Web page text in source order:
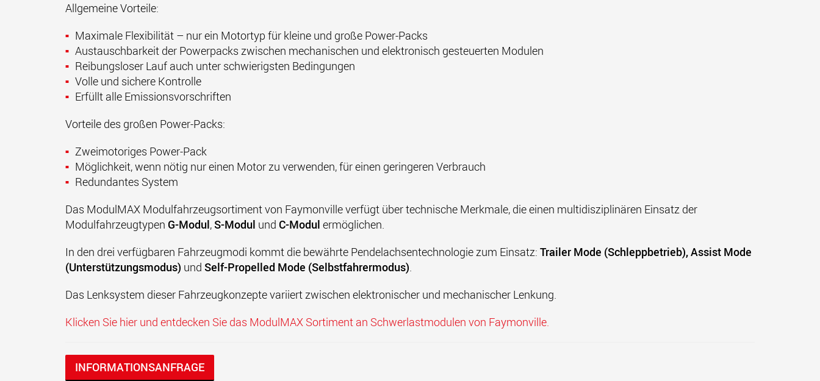
Allgemeine Vorteile:
Maximale Flexibilität – nur ein Motortyp für kleine und große Power-Packs
Austauschbarkeit der Powerpacks zwischen mechanischen und elektronisch gesteuerten Modulen
Reibungsloser Lauf auch unter schwierigsten Bedingungen
Volle und sichere Kontrolle
Erfüllt alle Emissionsvorschriften
Vorteile des großen Power-Packs:
Zweimotoriges Power-Pack
Möglichkeit, wenn nötig nur einen Motor zu verwenden, für einen geringeren Verbrauch
Redundantes System
Das ModulMAX Modulfahrzeugsortiment von Faymonville verfügt über technische Merkmale, die einen multidisziplinären Einsatz der
Modulfahrzeugtypen G-Modul,S-Modul und C-Modul ermöglichen.
In den drei verfügbaren Fahrzeugmodi kommt die bewährte Pendelachsentechnologie zum Einsatz: Trailer Mode (Schleppbetrieb), Assist Mode
(Unterstützungsmodus) und Self-Propelled Mode (Selbstfahrermodus).
Das Lenksystem dieser Fahrzeugkonzepte variiert zwischen elektronischer und mechanischer Lenkung.
Klicken Sie hier und entdecken Sie das ModulMAX Sortiment an Schwerlastmodulen von Faymonville.
INFORMATIONSANFRAGE